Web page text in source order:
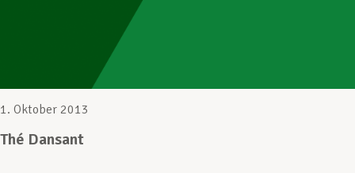
Gewerkschaftsstrukturen
Unterstützung im Arbeitsalltag
1. Oktober 2013
Thé Dansant